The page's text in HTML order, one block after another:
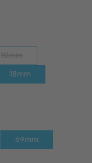
10mm
18mm
69mm